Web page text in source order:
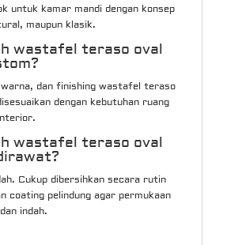
untuk kamar mandi dengan konsep
maupun klasik.
wastafel teraso oval
dan finishing wastafel teraso
dengan kebutuhan ruang
wastafel teraso oval
Cukup dibersihkan secara rutin
coating pelindung agar permukaan
indah.